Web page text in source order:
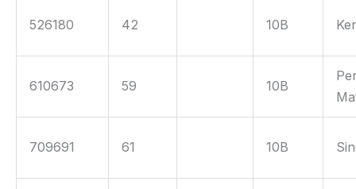
526180 42 10B
610673 59 10B
709691 61 10B